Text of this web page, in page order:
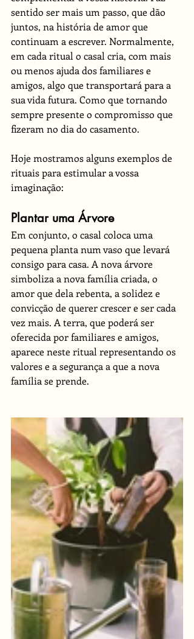
sentido ser mais um passo, que dão
juntos, na história de amor que
continuam a escrever. Normalmente,
em cada ritual o casal cria, com mais
ou menos ajuda dos familiares e
amigos, algo que transportará para a
sua vida futura. Como que tornando
sempre presente o compromisso que
fizeram no dia do casamento.
Hoje mostramos alguns exemplos de
rituais para estimular a vossa
imaginação:
Plantar uma Árvore
Em conjunto, o casal coloca uma
pequena planta num vaso que levará
consigo para casa. A nova árvore
simboliza a nova família criada, o
amor que dela rebenta, a solidez e
convicção de querer crescer e ser cada
vez mais. A terra, que poderá ser
oferecida por familiares e amigos,
aparece neste ritual representando os
valores e a segurança a que a nova
família se prende.